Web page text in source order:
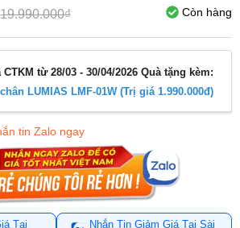
19.990.000₫ Còn hàng
từ 28/03 - 30/04/2026 Quà tặng kèm:
LUMIAS LMF-01W (Trị giá 1.990.000đ)
tin Zalo ngay
Tại
Nhắn Tin Giảm Giá Tại Sài